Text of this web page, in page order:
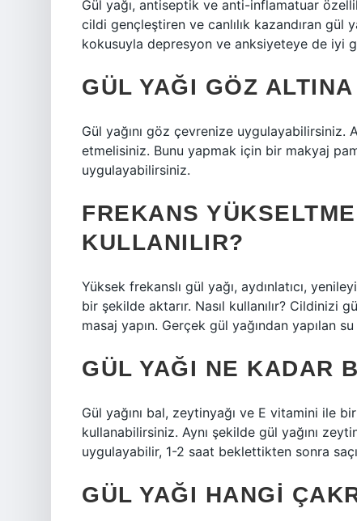
Gül yağı, antiseptik ve anti-inflamatuar
cildi gençleştiren ve canlılık kazandıran gül
kokusuyla depresyon ve anksiyeteye de iyi
GÜL YAĞI GÖZ
Gül yağını göz çevrenize uygulayabilirsiniz.
etmelisiniz. Bunu yapmak için bir makyaj
uygulayabilirsiniz.
FREKANS
KULLANILIR?
Yüksek frekanslı gül yağı, aydınlatıcı,
bir şekilde aktarır. Nasıl kullanılır? Cildinizi
masaj yapın. Gerçek gül yağından yapılan
GÜL YAĞI NE KADAR
Gül yağını bal, zeytinyağı ve E vitamini ile
kullanabilirsiniz. Aynı şekilde gül yağını
uygulayabilir, 1-2 saat beklettikten sonra
GÜL YAĞI HANGI